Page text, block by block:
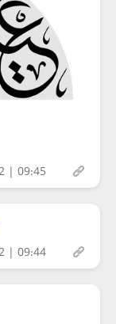
| 09:45
| 09:44